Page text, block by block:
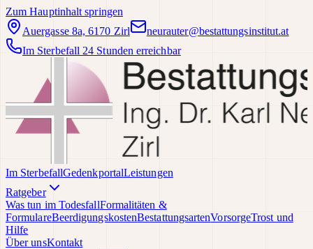
Zum Hauptinhalt springen
Auergasse 8a, 6170 Zirl
neurauter@bestattungsinstitut.at
Im Sterbefall 24 Stunden erreichbar
Im SterbefallGedenkportalLeistungen
Ratgeber
Was tun im TodesfallFormalitäten &
FormulareBeerdigungskostenBestattungsartenVorsorgeTrost und
Hilfe
Über unsKontakt